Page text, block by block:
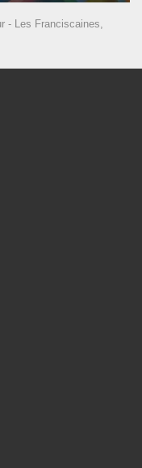
- Les Franciscaines,